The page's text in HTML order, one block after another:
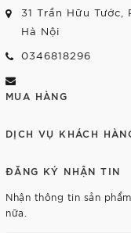
31 Trần Hữu
Hà Nội
0346818296
MUA HÀNG
DỊCH VỤ KHÁCH
ĐĂNG KÝ NHẬN TIN
Nhận thông tin sản
nữa.